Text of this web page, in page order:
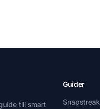
till smart
Guider